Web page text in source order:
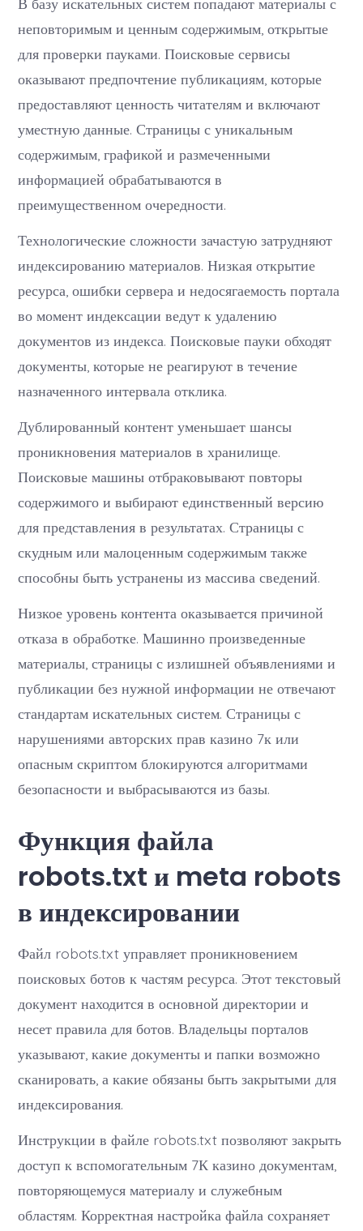
неповторимым и ценным содержимым, открытые
для проверки пауками. Поисковые сервисы
оказывают предпочтение публикациям, которые
предоставляют ценность читателям и включают
уместную данные. Страницы с уникальным
содержимым, графикой и размеченными
информацией обрабатываются в
преимущественном очередности.
Технологические сложности зачастую затрудняют
индексированию материалов. Низкая открытие
ресурса, ошибки сервера и недосягаемость портала
во момент индексации ведут к удалению
документов из индекса. Поисковые пауки обходят
документы, которые не реагируют в течение
назначенного интервала отклика.
Дублированный контент уменьшает шансы
проникновения материалов в хранилище.
Поисковые машины отбраковывают повторы
содержимого и выбирают единственный версию
для представления в результатах. Страницы с
скудным или малоценным содержимым также
способны быть устранены из массива сведений.
Низкое уровень контента оказывается причиной
отказа в обработке. Машинно произведенные
материалы, страницы с излишней объявлениями и
публикации без нужной информации не отвечают
стандартам искательных систем. Страницы с
нарушениями авторских прав казино 7к или
опасным скриптом блокируются алгоритмами
безопасности и выбрасываются из базы.
Функция файла
robots.txt и meta robots
в индексировании
Файл robots.txt управляет проникновением
поисковых ботов к частям ресурса. Этот текстовый
документ находится в основной директории и
несет правила для ботов. Владельцы порталов
указывают, какие документы и папки возможно
сканировать, а какие обязаны быть закрытыми для
индексирования.
Инструкции в файле robots.txt позволяют закрыть
доступ к вспомогательным 7К казино документам,
повторяющемуся материалу и служебным
областям. Корректная настройка файла сохраняет